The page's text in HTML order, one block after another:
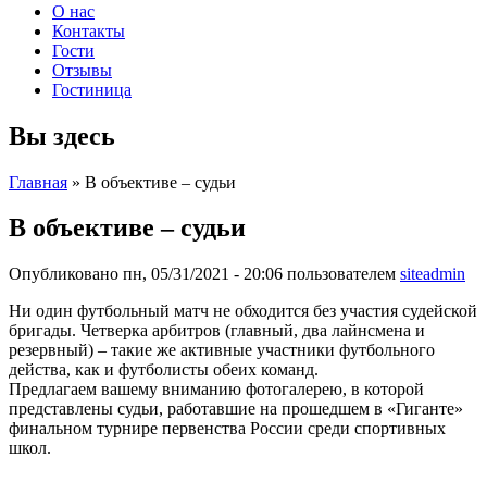
О нас
Контакты
Гости
Отзывы
Гостиница
Вы здесь
Главная » В объективе – судьи
В объективе – судьи
Опубликовано пн, 05/31/2021 - 20:06 пользователем siteadmin
Ни один футбольный матч не обходится без участия судейской
бригады. Четверка арбитров (главный, два лайнсмена и
резервный) – такие же активные участники футбольного
действа, как и футболисты обеих команд.
Предлагаем вашему вниманию фотогалерею, в которой
представлены судьи, работавшие на прошедшем в «Гиганте»
финальном турнире первенства России среди спортивных
школ.